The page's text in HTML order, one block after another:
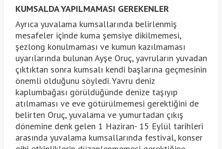
KUMSALDA YAPILMAMASI GEREKENLER
Ayrıca yuvalama kumsallarında belirlenmiş
mesafeler içinde kuma şemsiye dikilmemesi,
şezlong konulmaması ve kumun kazılmaması
uyarılarında bulunan Ayşe Oruç, yavruların yuvadan
çıktıktan sonra kumsalı kendi başlarına geçmesinin
önemli olduğunu söyledi. Yavru deniz
kaplumbağası görüldüğünde denize taşıyıp
atılmaması ve eve götürülmemesi gerektiğini de
belirten Oruç, yuvalama ve yumurtadan çıkış
dönemine denk gelen 1 Haziran- 15 Eylül tarihleri
arasında yuvalama kumsallarında festival, konser